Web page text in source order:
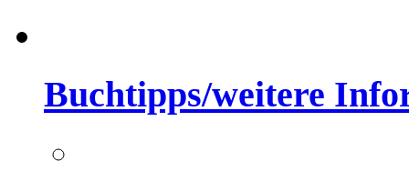
Buchtipps/weitere